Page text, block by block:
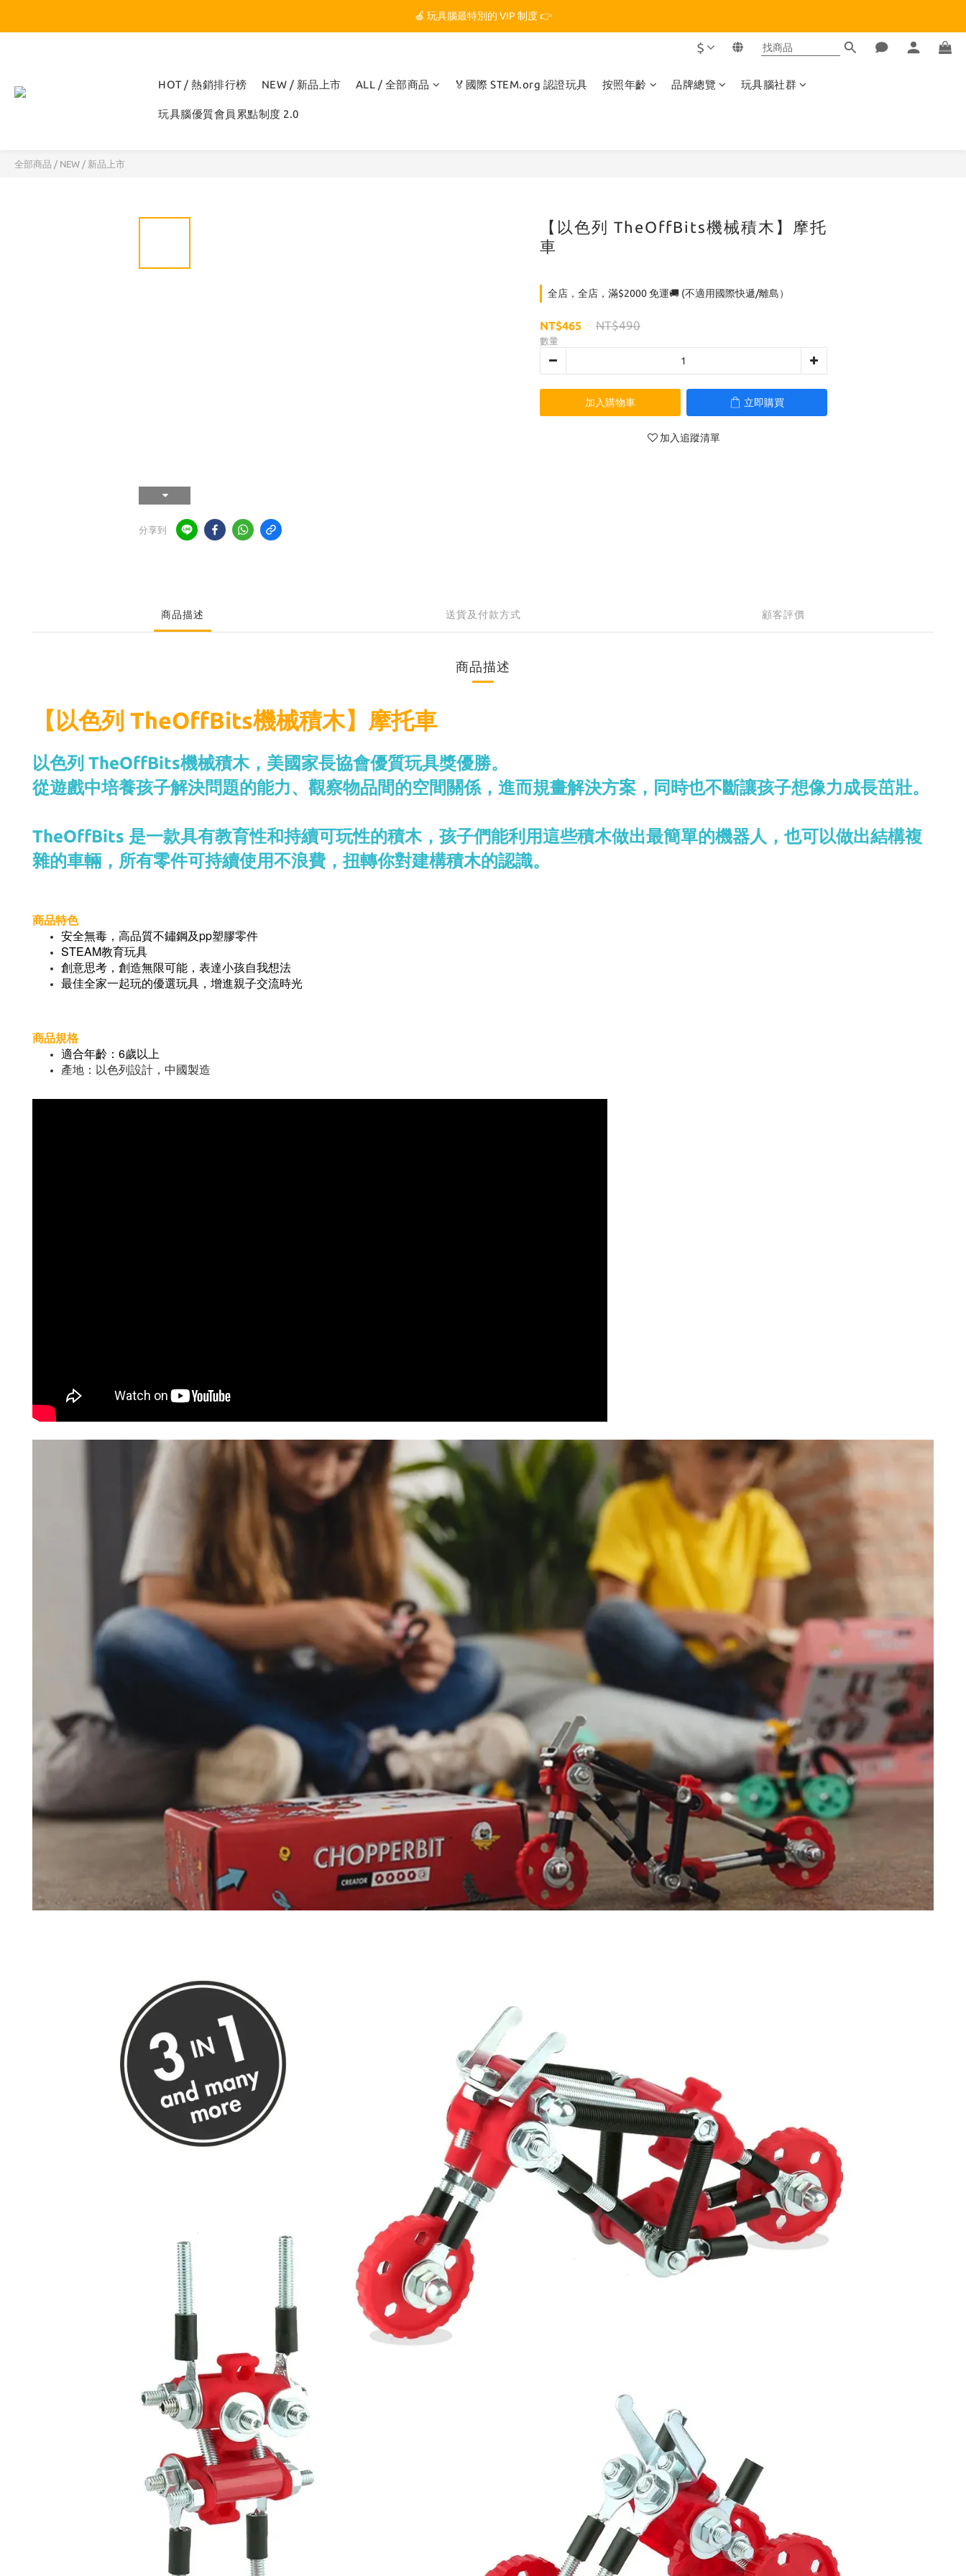
🏆 玩具腦是全台第一個獲得 STEM.org 教育平台
🍎 玩具腦最特別的 VIP 制度 👉
$
HOT / 熱銷排行榜 NEW / 新品上市 ALL / 全部商品 🏅國際 STEM.org 認證玩具 按照年齡 品牌總覽 玩具腦社群
玩具腦優質會員累點制度 2.0
全部商品 / NEW / 新品上市
分享到
【以色列 TheOffBits機械積木】摩托
車
全店，全店，滿$2000 免運🚚 (不適用國際快遞/離島）
NT$465 NT$490
數量
加入購物車 立即購買
加入追蹤清單
商品描述 送貨及付款方式 顧客評價
商品描述
【以色列 TheOffBits機械積木】摩托車
以色列 TheOffBits機械積木，美國家長協會優質玩具獎優勝。
從遊戲中培養孩子解決問題的能力、觀察物品間的空間關係，進而規畫解決方案，同時也不斷讓孩子想像力成長茁壯。
TheOffBits 是一款具有教育性和持續可玩性的積木，孩子們能利用這些積木做出最簡單的機器人，也可以做出結構複
雜的車輛，所有零件可持續使用不浪費，扭轉你對建構積木的認識。
商品特色
安全無毒，高品質不鏽鋼及pp塑膠零件
STEAM教育玩具
創意思考，創造無限可能，表達小孩自我想法
最佳全家一起玩的優選玩具，增進親子交流時光
商品規格
適合年齡：6歲以上
產地：以色列設計，中國製造